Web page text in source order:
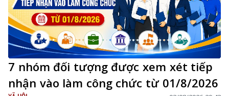
7 nhóm đối tượng được xem xét tiếp
nhận vào làm công chức từ 01/8/2026